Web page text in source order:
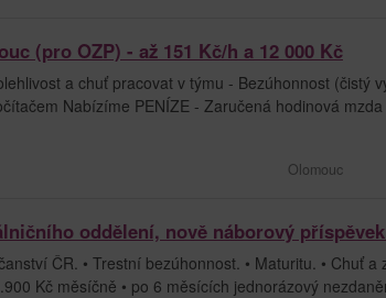
(pro OZP) - až 151 Kč/h a 12 000 Kč
a chuť pracovat v týmu - Bezúhonnost
Nabízíme PENÍZE - Zaručená hodinová
Olomouc
oddělení, nově náborový
ČR. • Trestní bezúhonnost. • Maturitu. • Chuť
Kč měsíčně • po 6 měsících jednorázový